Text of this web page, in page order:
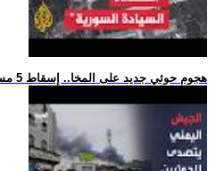
.. هجوم حوثي جديد على المخا.. إسقاط 5 مسيرات وتحطم صاروخين في ا